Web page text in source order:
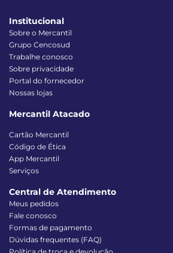
Institucional
Sobre o Mercantil
Grupo Cencosud
Trabalhe conosco
Sobre privacidade
Portal do fornecedor
Nossas lojas
Mercantil Atacado
Cartão Mercantil
Código de Ética
App Mercantil
Serviços
Central de Atendimento
Meus pedidos
Fale conosco
Formas de pagamento
Dúvidas frequentes (FAQ)